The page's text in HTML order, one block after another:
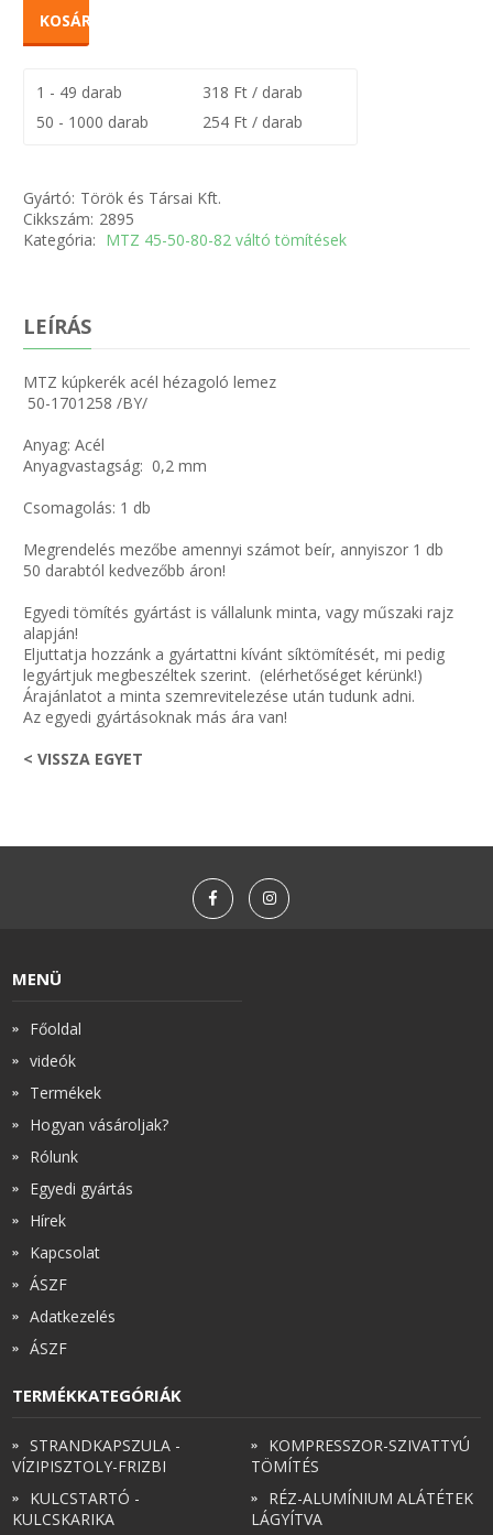
KOSÁRBA
1 - 49 darab
318 Ft / darab
50 - 1000 darab
254 Ft / darab
Gyártó: Török és Társai Kft.
Cikkszám: 2895
Kategória: MTZ 45-50-80-82 váltó tömítések
LEÍRÁS
MTZ kúpkerék acél hézagoló lemez
50-1701258 /BY/
Anyag: Acél
Anyagvastagság: 0,2 mm
Csomagolás: 1 db
Megrendelés mezőbe amennyi számot beír, annyiszor 1 db
50 darabtól kedvezőbb áron!
Egyedi tömítés gyártást is vállalunk minta, vagy műszaki rajz
alapján!
Eljuttatja hozzánk a gyártattni kívánt síktömítését, mi pedig
legyártjuk megbeszéltek szerint. (elérhetőséget kérünk!)
Árajánlatot a minta szemrevitelezése után tudunk adni.
Az egyedi gyártásoknak más ára van!
< VISSZA EGYET
MENÜ
Főoldal
videók
Termékek
Hogyan vásároljak?
Rólunk
Egyedi gyártás
Hírek
Kapcsolat
ÁSZF
Adatkezelés
ÁSZF
TERMÉKKATEGÓRIÁK
STRANDKAPSZULA -
VÍZIPISZTOLY-FRIZBI
KULCSTARTÓ -
KULCSKARIKA
KOMPRESSZOR-SZIVATTYÚ
TÖMÍTÉS
RÉZ-ALUMÍNIUM ALÁTÉTEK
LÁGYÍTVA